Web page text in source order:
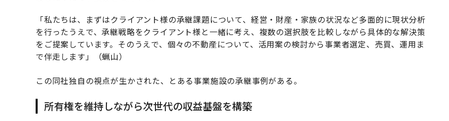
「私たちは、まずはクライアント様の承継課題について、経営・財産・家族の状況など多面的に現状分析
を行ったうえで、承継戦略をクライアント様と一緒に考え、複数の選択肢を比較しながら具体的な解決策
をご提案しています。そのうえで、個々の不動産について、活用案の検討から事業者選定、売買、運用ま
で伴走します」（蝋山）
この同社独自の視点が生かされた、とある事業施設の承継事例がある。
所有権を維持しながら次世代の収益基盤を構築